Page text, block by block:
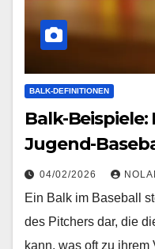
BALK-DEFINITIONEN
Balk-Beispiele:
Jugend-
04/02/2026
Ein Balk im Baseball
des Pitchers dar, die
kann, was oft zu ihrem